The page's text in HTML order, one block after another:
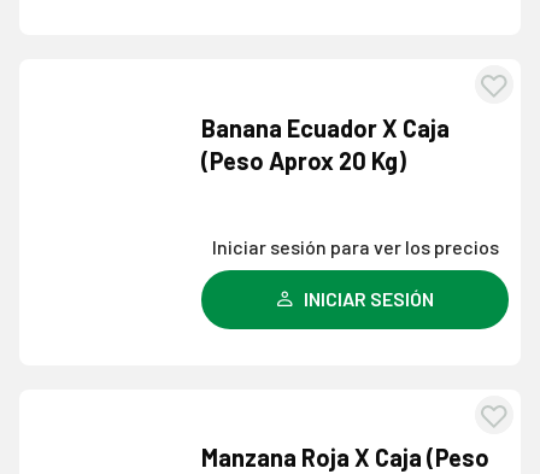
Banana Ecuador X Caja
(Peso Aprox 20 Kg)
Iniciar sesión para ver los precios
INICIAR SESIÓN
Manzana Roja X Caja (Peso